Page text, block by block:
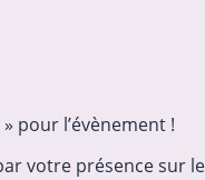
pour l’évènement !
votre présence sur